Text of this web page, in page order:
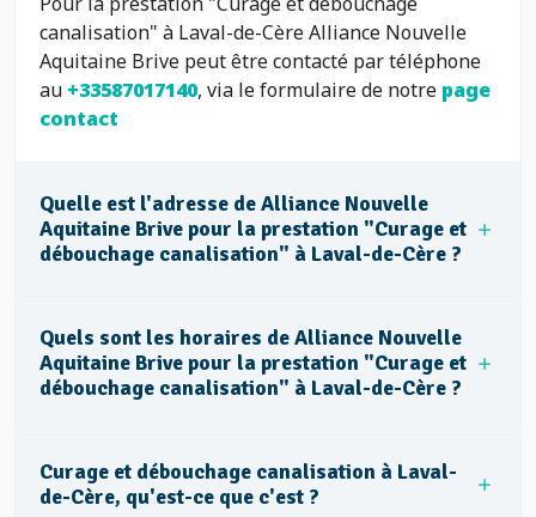
canalisation" à Laval-de-Cère Alliance Nouvelle
Aquitaine Brive peut être contacté par téléphone
au +33587017140, via le formulaire de notre page
contact
Quelle est l'adresse de Alliance Nouvelle
Aquitaine Brive pour la prestation "Curage et
débouchage canalisation" à Laval-de-Cère ?
Quels sont les horaires de Alliance Nouvelle
Aquitaine Brive pour la prestation "Curage et
débouchage canalisation" à Laval-de-Cère ?
Curage et débouchage canalisation à Laval-
de-Cère, qu'est-ce que c'est ?